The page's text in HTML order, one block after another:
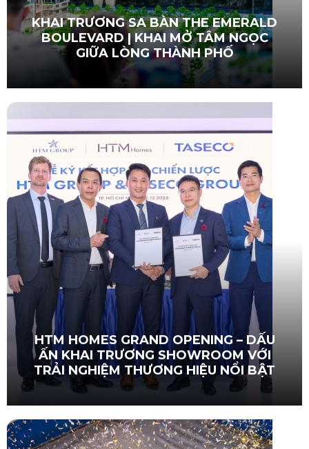
KHAI TRƯƠNG SA BÀN THE EMERALD
BOULEVARD | KHAI MỞ TÂM NGỌC
GIỮA LÒNG THÀNH PHỐ
HTM HOMES GRAND OPENING – DẤU
ẤN KHAI TRƯƠNG SHOWROOM VỚI
TRẢI NGHIỆM THƯƠNG HIỆU NỔI BẬT